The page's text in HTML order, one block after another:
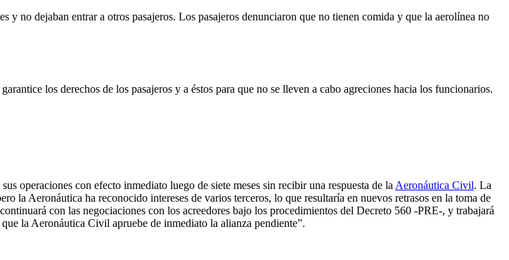
no dejaban entrar a otros pasajeros. Los pasajeros denunciaron que no tienen comida y que la aerolínea no
los derechos de los pasajeros y a éstos para que no se lleven a cabo agreciones hacia los funcionarios.
operaciones con efecto inmediato luego de siete meses sin recibir una respuesta de la Aeronáutica Civil. La
la Aeronáutica ha reconocido intereses de varios terceros, lo que resultaría en nuevos retrasos en la toma de
con las negociaciones con los acreedores bajo los procedimientos del Decreto 560 -PRE-, y trabajará
la Aeronáutica Civil apruebe de inmediato la alianza pendiente”.